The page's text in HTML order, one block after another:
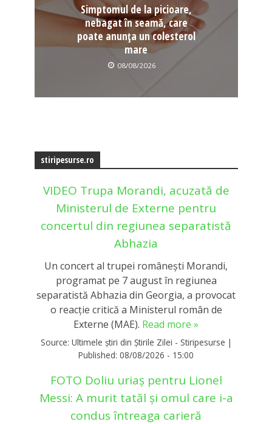
Simptomul de la picioare,
nebagat în seamă, care
poate anunța un colesterol
mare
08/08/2026
stiripesurse.ro
VIDEO Trupa Morandi, acuzată de
Ministerul de Externe pentru
concertul din regiunea separatistă
Abhazia
Un concert al trupei românești Morandi,
programat pe 7 august în regiunea
separatistă Abhazia din Georgia, a provocat
o reacție critică a Ministerul român de
Externe (MAE). Read more »
Source: Ultimele știri din Știrile Zilei - Stiripesurse |
Published: 08/08/2026 - 15:00
FOTO Doliu uriaș pentru Lionel
Messi: A murit tatăl și omul care i-a
condus întreaga carieră